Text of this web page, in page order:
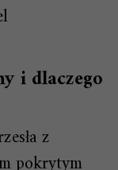
i dlaczego
z
pokrytym